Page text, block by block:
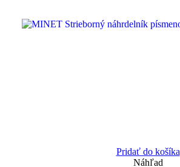
Pridať do košíka
Náhľad